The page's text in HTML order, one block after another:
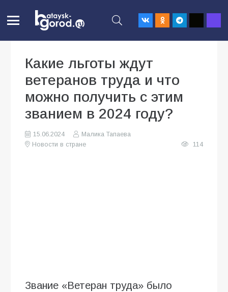
Какие льготы ждут
ветеранов труда и что
можно получить с этим
званием в 2024 году?
15.06.2024
Малика Тапаева
Новости в стране
114
Звание «Ветеран труда» было